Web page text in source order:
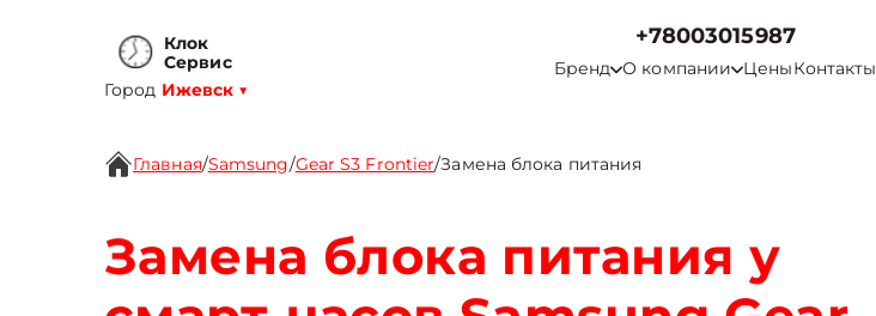
Клок
Сервис
Город Ижевск ▼
+78003015987
Бренд О компании ЦеныКонтакты
Главная/Samsung/Gear S3 Frontier/Замена блока питания
Замена блока питания у